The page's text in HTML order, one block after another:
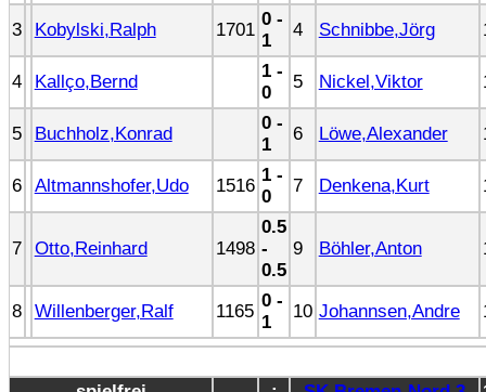
3 Kobylski,Ralph 1701
0 -
1
4 Schnibbe,Jörg
4 Kallço,Bernd
1 -
0
5 Nickel,Viktor
5 Buchholz,Konrad
0 -
1
6 Löwe,Alexander
6 Altmannshofer,Udo 1516
1 -
0
7 Denkena,Kurt
7 Otto,Reinhard 1498
0.5
-
0.5
9 Böhler,Anton
8 Willenberger,Ralf 1165
0 -
1
10 Johannsen,Andre